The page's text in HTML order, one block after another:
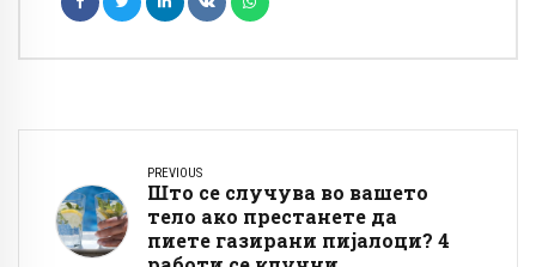
PREVIOUS
Што се случува во вашето
тело ако престанете да
пиете газирани пијалоци? 4